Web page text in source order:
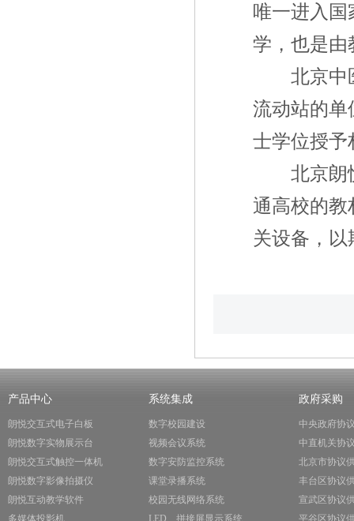
唯一进入国
学，也是由
北京中医
流动站的单
士学位授予
北京朗悦
通高校的
关设备，
产品中心
朗悦交互式电子白板
朗悦数字实物展示台
朗悦交互式触控一体机
朗悦数字影像拍摄仪
朗悦互动教学软件
多媒体投影机
系统集成
数字校园建设
视频会议系统
数字安防监控系统
课堂录播系统
校园无线网络系统
LED、拼接屏显示系统
政府采购
中央政府协
中直机关协
北京市协议
丰台区协议
宣武区协议
平谷区协议